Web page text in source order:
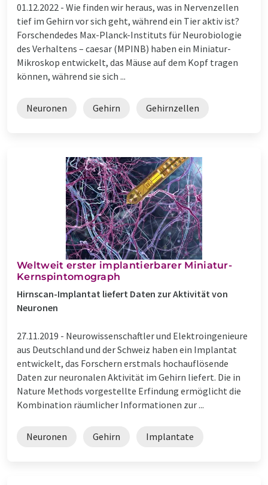
01.12.2022 - Wie finden wir heraus, was in Nervenzellen
tief im Gehirn vor sich geht, während ein Tier aktiv ist?
Forschendedes Max-Planck-Instituts für Neurobiologie
des Verhaltens – caesar (MPINB) haben ein Miniatur-
Mikroskop entwickelt, das Mäuse auf dem Kopf tragen
können, während sie sich ...
Neuronen Gehirn Gehirnzellen
Weltweit erster implantierbarer Miniatur-
Kernspintomograph
Hirnscan-Implantat liefert Daten zur Aktivität von
Neuronen
27.11.2019 - Neurowissenschaftler und Elektroingenieure
aus Deutschland und der Schweiz haben ein Implantat
entwickelt, das Forschern erstmals hochauflösende
Daten zur neuronalen Aktivität im Gehirn liefert. Die in
Nature Methods vorgestellte Erfindung ermöglicht die
Kombination räumlicher Informationen zur ...
Neuronen Gehirn Implantate